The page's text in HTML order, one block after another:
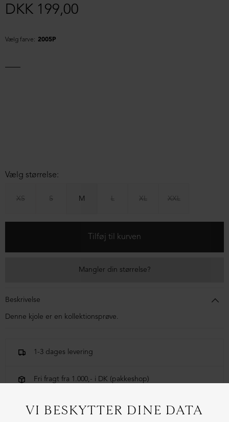
DKK 199,00
Vælg farve: 2005P
Vælg størrelse:
XS S M L XL XXL
Mangler din størrelse?
Beskrivelse
Denne kjole er en kollektionsprøve.
1-3 dages levering
Fri fragt fra 1.000,- i DK (pakkeshop)
Ekstraordinær kvalitet - produceret i Europa